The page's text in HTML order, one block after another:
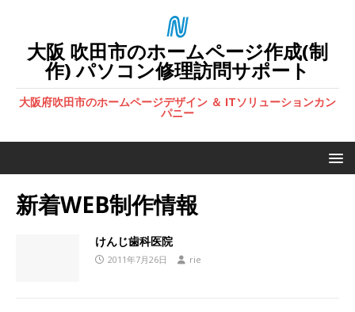
大阪 吹田市のホームページ作成(制
作) パソコン修理訪問サポート
大阪府吹田市のホームページデザイン ＆ ITソリューションカン
パニー
新着WEB制作情報
けんじ歯科医院
2011年7月26日 rie